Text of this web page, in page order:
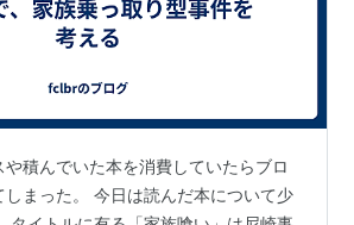
積んでいた本を消費していたらブロ
しまった。 今日は読んだ本について少